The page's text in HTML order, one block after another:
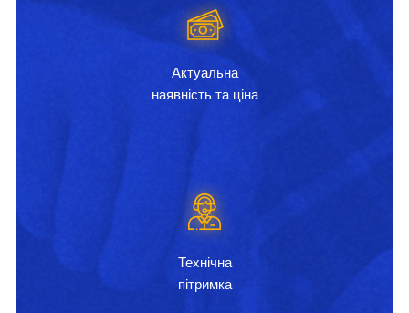
Актуальна
наявність та ціна
Технічна
пітримка